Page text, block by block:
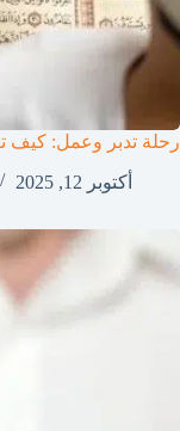
رحلة تدبر وعمل: كيف
أكتوبر 12, 2025